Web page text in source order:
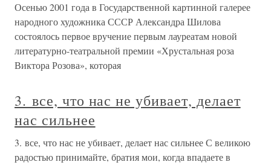
Осенью 2001 года в Государственной картинной галерее
народного художника СССР Александра Шилова
состоялось первое вручение первым лауреатам новой
литературно-театральной премии «Хрустальная роза
Виктора Розова», которая
3. все, что нас не убивает, делает
нас сильнее
3. все, что нас не убивает, делает нас сильнее С великою
радостью принимайте, братия мои, когда впадаете в